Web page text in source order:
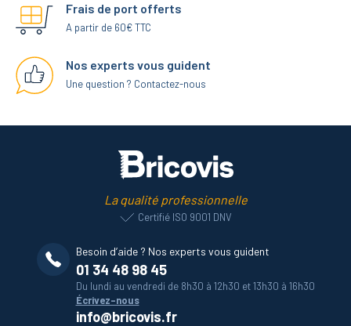
Frais de port offerts
A partir de 60€ TTC
Nos experts vous guident
Une question ? Contactez-nous
La qualité professionnelle
Certifié ISO 9001 DNV
Besoin d’aide ? Nos experts vous guident
01 34 48 98 45
Du lundi au vendredi de 8h30 à 12h30 et 13h30 à 16h30
Écrivez-nous
info@bricovis.fr